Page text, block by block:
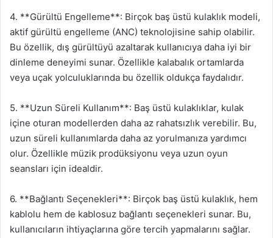
4. **Gürültü Engelleme**: Birçok baş üstü kulaklık modeli,
aktif gürültü engelleme (ANC) teknolojisine sahip olabilir.
Bu özellik, dış gürültüyü azaltarak kullanıcıya daha iyi bir
dinleme deneyimi sunar. Özellikle kalabalık ortamlarda
veya uçak yolculuklarında bu özellik oldukça faydalıdır.
5. **Uzun Süreli Kullanım**: Baş üstü kulaklıklar, kulak
içine oturan modellerden daha az rahatsızlık verebilir. Bu,
uzun süreli kullanımlarda daha az yorulmanıza yardımcı
olur. Özellikle müzik prodüksiyonu veya uzun oyun
seansları için idealdir.
6. **Bağlantı Seçenekleri**: Birçok baş üstü kulaklık, hem
kablolu hem de kablosuz bağlantı seçenekleri sunar. Bu,
kullanıcıların ihtiyaçlarına göre tercih yapmalarını sağlar.